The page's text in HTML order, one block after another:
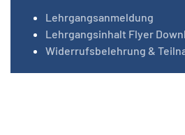
Lehrgangsanmeldung
Lehrgangsinhalt Flyer
Widerrufsbelehrung &